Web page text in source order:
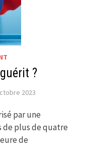
?
2023
par une
de plus de quatre
de